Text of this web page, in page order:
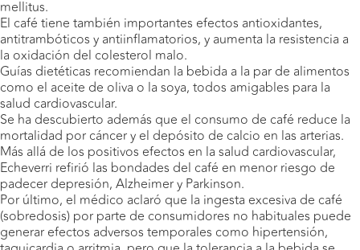
mellitus.
El café tiene también importantes efectos antioxidantes,
antitrambóticos y antiinflamatorios, y aumenta la resistencia a
la oxidación del colesterol malo.
Guías dietéticas recomiendan la bebida a la par de alimentos
como el aceite de oliva o la soya, todos amigables para la
salud cardiovascular.
Se ha descubierto además que el consumo de café reduce la
mortalidad por cáncer y el depósito de calcio en las arterias.
Más allá de los positivos efectos en la salud cardiovascular,
Echeverri refirió las bondades del café en menor riesgo de
padecer depresión, Alzheimer y Parkinson.
Por último, el médico aclaró que la ingesta excesiva de café
(sobredosis) por parte de consumidores no habituales puede
generar efectos adversos temporales como hipertensión,